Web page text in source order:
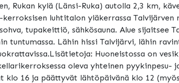
Rukan kylä (Länsi-Ruka) autolla 2,3 km,
luhtitalon yläkerrassa Talvijärven
tupakeittiö, sähkösauna. Alue sijaitsee
tuntumassa. Lähin hissi Talvijärvi, lähin
Huoneistossa on
oleva yhteinen pyykinpesu-
klo 16 ja päättyvät lähtöpäivänä klo 12